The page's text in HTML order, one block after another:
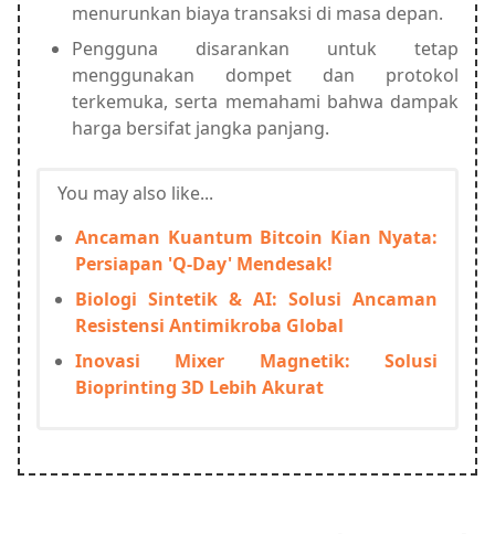
menurunkan biaya transaksi di masa depan.
Pengguna disarankan untuk tetap
menggunakan dompet dan protokol
terkemuka, serta memahami bahwa dampak
harga bersifat jangka panjang.
You may also like...
Ancaman Kuantum Bitcoin Kian Nyata:
Persiapan 'Q-Day' Mendesak!
Biologi Sintetik & AI: Solusi Ancaman
Resistensi Antimikroba Global
Inovasi Mixer Magnetik: Solusi
Bioprinting 3D Lebih Akurat